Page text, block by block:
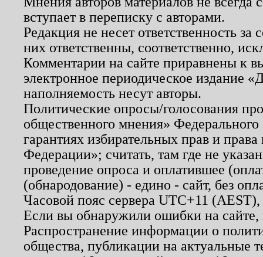
вступает в переписку с авторами.
Редакция не несет ответственность
них ответственны, соответственно,
Комментарии на сайте приравнены к
электронное периодическое издание
наполняемость несут авторы.
Политические опросы/голосования
общественного мнения»
гарантиях избирательных прав и
Федерации»; считать, там где не
проведение опроса и оплатившее
(обнародование) - едино - сайт, без
Часовой пояс сервера UTC+11
Если вы обнаружили ошибки на
Распространение информации о
общества, публикации на актуальные